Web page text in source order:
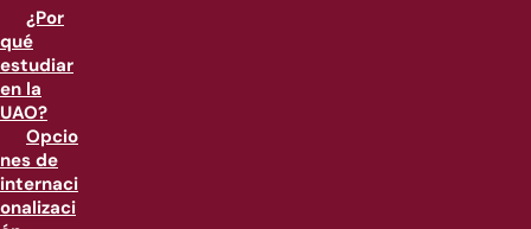
¿Por
qué
estudiar
en la
UAO?
Opcio
nes de
internaci
onalizaci